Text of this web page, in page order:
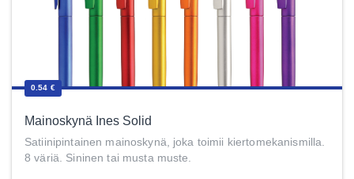
0.54 €
Mainoskynä Ines Solid
Satiinipintainen mainoskynä, joka toimii kiertomekanismilla.
8 väriä. Sininen tai musta muste.